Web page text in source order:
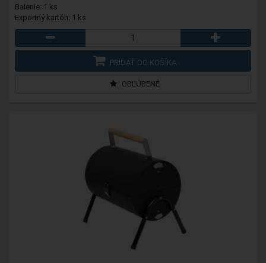
Balenie: 1 ks
Exportný kartón: 1 ks
PRIDAŤ DO KOŠÍKA
OBĽÚBENÉ